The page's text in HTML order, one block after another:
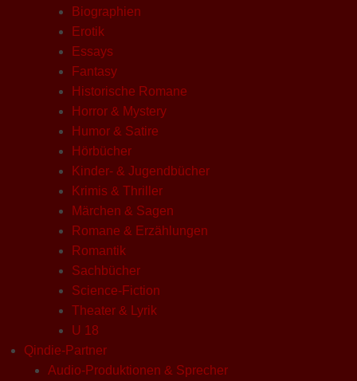
Biographien
Erotik
Essays
Fantasy
Historische Romane
Horror & Mystery
Humor & Satire
Hörbücher
Kinder- & Jugendbücher
Krimis & Thriller
Märchen & Sagen
Romane & Erzählungen
Romantik
Sachbücher
Science-Fiction
Theater & Lyrik
U 18
Qindie-Partner
Audio-Produktionen & Sprecher